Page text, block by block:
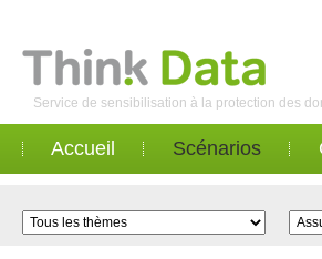
Service de sensibilisation à la protection des
Accueil Scénarios